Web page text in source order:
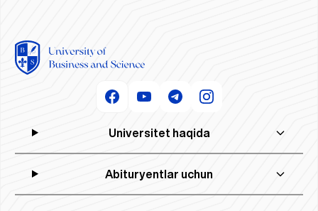
Universitet haqida
Abituryentlar uchun